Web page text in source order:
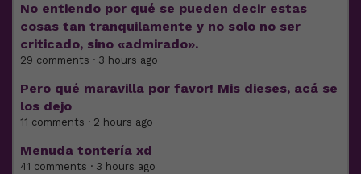
No entiendo por qué se pueden decir estas
cosas tan tranquilamente y no solo no ser
criticado, sino «admirado».
29 comments · 3 hours ago
Pero qué maravilla por favor! Mis dieses, acá se
los dejo
11 comments · 2 hours ago
Menuda tontería xd
41 comments · 3 hours ago